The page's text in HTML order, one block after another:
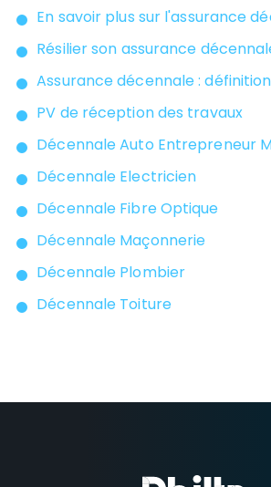
En savoir plus sur l'assurance
Résilier son assurance
Assurance décennale : définition
PV de réception des travaux
Décennale Auto Entrepreneur
Décennale Electricien
Décennale Fibre Optique
Décennale Maçonnerie
Décennale Plombier
Décennale Toiture